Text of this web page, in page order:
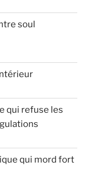
soul
qui refuse les
qui mord fort